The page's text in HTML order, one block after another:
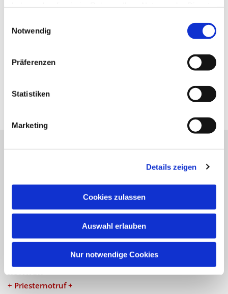
Notwendig
Präferenzen
Statistiken
Marketing
Details zeigen
Cookies zulassen
Auswahl erlauben
Nur notwendige Cookies
Pfarrei St. Benedikt Teltow-Fläming
NAVIGATION
Veranstaltungen
KONTAKT
+ Priesternotruf +